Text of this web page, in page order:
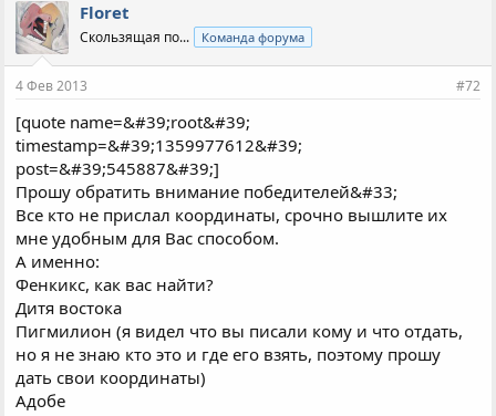
Floret
Скользящая по... Команда форума
4 Фев 2013 #72
[quote name=&#39;root&#39;
timestamp=&#39;1359977612&#39;
post=&#39;545887&#39;]
Прошу обратить внимание победителей&#33;
Все кто не прислал координаты, срочно вышлите их
мне удобным для Вас способом.
А именно:
Фенкикс, как вас найти?
Дитя востока
Пигмилион (я видел что вы писали кому и что отдать,
но я не знаю кто это и где его взять, поэтому прошу
дать свои координаты)
Адобе